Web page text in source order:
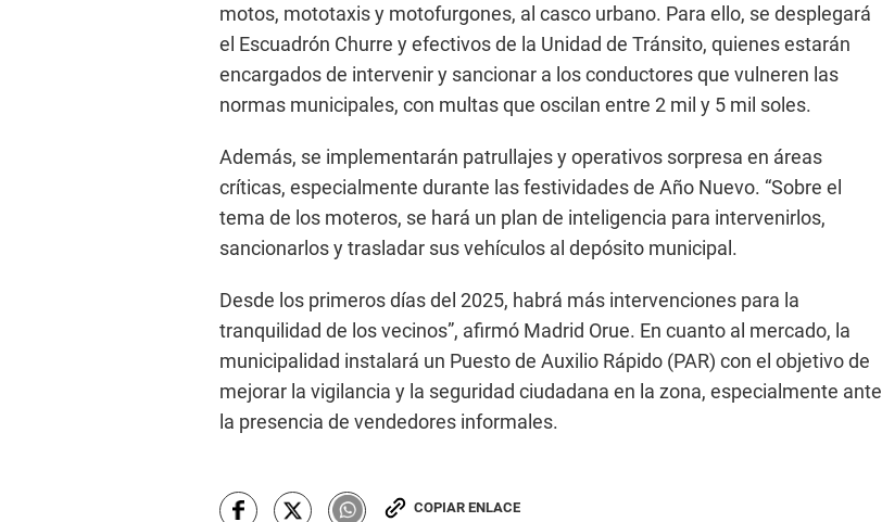
motos, mototaxis y motofurgones, al casco urbano. Para ello, se desplegará
el Escuadrón Churre y efectivos de la Unidad de Tránsito, quienes estarán
encargados de intervenir y sancionar a los conductores que vulneren las
normas municipales, con multas que oscilan entre 2 mil y 5 mil soles.
Además, se implementarán patrullajes y operativos sorpresa en áreas
críticas, especialmente durante las festividades de Año Nuevo. “Sobre el
tema de los moteros, se hará un plan de inteligencia para intervenirlos,
sancionarlos y trasladar sus vehículos al depósito municipal.
Desde los primeros días del 2025, habrá más intervenciones para la
tranquilidad de los vecinos”, afirmó Madrid Orue. En cuanto al mercado, la
municipalidad instalará un Puesto de Auxilio Rápido (PAR) con el objetivo de
mejorar la vigilancia y la seguridad ciudadana en la zona, especialmente ante
la presencia de vendedores informales.
COPIAR ENLACE